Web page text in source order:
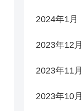
2024年1月
2023年12月
2023年11月
2023年10月